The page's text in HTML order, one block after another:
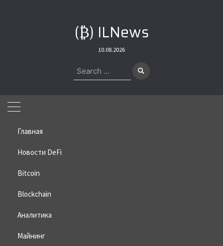
(₿) ILNews
10.08.2026
Search
for:
Главная
Новости DeFi
Bitcoin
Blockchain
Аналитика
Майнинг
Home»Bitcoin
Мемкоин превратил $750 в
$270,000 за 2 дня
06.07.2026